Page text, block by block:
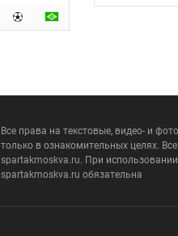
Все права на текстовые, видео- и
только в ознакомительных целях.
spartakmoskva.ru. При
spartakmoskva.ru обязательна